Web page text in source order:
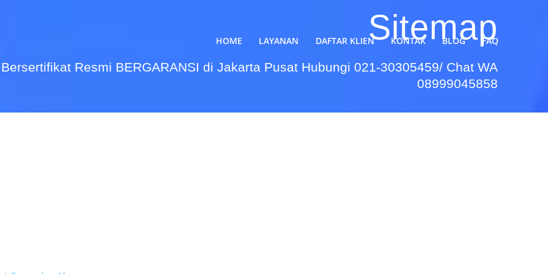
HOME LAYANAN DAFTAR KLIEN KONTAK BLOG FAQ
Sitemap
Resmi BERGARANSI di Jakarta Pusat Hubungi 021-30305459/ Chat WA
08999045858